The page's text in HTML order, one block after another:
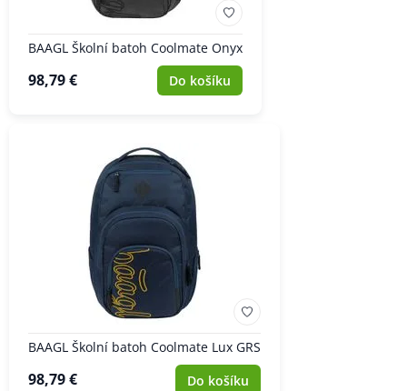
BAAGL Školní batoh Coolmate Onyx
98,79 € Do košíku
BAAGL Školní batoh Coolmate Lux GRS
98,79 € Do košíku